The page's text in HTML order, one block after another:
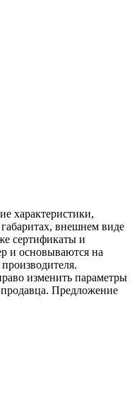
характеристики,
внешнем виде
сертификаты и
и основываются на
изменить параметры
продавца. Предложение